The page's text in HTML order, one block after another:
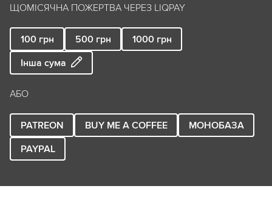
ЩОМІСЯЧНА ПОЖЕРТВА ЧЕРЕЗ LIQPAY
100 грн 500 грн 1000 грн
Інша сума
АБО
PATREON BUY ME A COFFEE
МОНОБАЗА
PAYPAL